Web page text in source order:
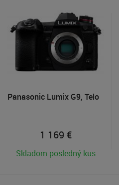
Panasonic Lumix G9, Telo
1 169 €
Skladom posledný kus